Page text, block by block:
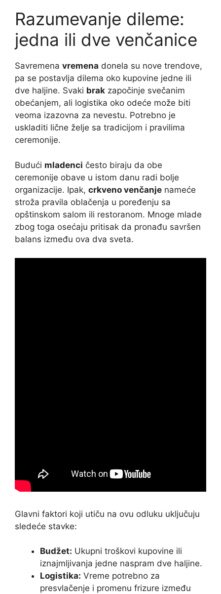
Razumevanje dileme:
jedna ili dve venčanice
Savremena vremena donela su nove trendove,
pa se postavlja dilema oko kupovine jedne ili
dve haljine. Svaki brak započinje svečanim
obećanjem, ali logistika oko odeće može biti
veoma izazovna za nevestu. Potrebno je
uskladiti lične želje sa tradicijom i pravilima
ceremonije.
Budući mladenci često biraju da obe
ceremonije obave u istom danu radi bolje
organizacije. Ipak, crkveno venčanje nameće
stroža pravila oblačenja u poređenju sa
opštinskom salom ili restoranom. Mnoge mlade
zbog toga osećaju pritisak da pronađu savršen
balans između ova dva sveta.
Glavni faktori koji utiču na ovu odluku uključuju
sledeće stavke:
Budžet: Ukupni troškovi kupovine ili
iznajmljivanja jedne naspram dve haljine.
Logistika: Vreme potrebno za
presvlačenje i promenu frizure između